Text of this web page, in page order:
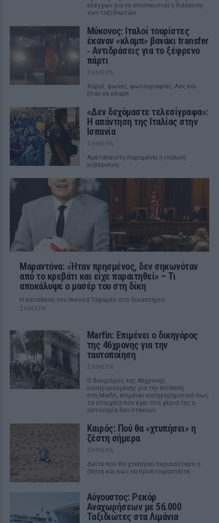
ελέγχων για να επισπευστεί η διέλευση
των ταξιδιωτών
Μύκονος: Ιταλοί τουρίστες
έκαναν «κλαμπ» βανάκι transfer
‑ Αντιδράσεις για το ξέφρενο
πάρτι
ΣΉΜΕΡΑ
Χοροί, φωνές, φωτογραφίες: Λες και
ήταν σε κλαμπ
«Δεν δεχόμαστε τελεσίγραφα»:
Η απάντηση της Ιταλίας στην
Ισπανία
ΣΉΜΕΡΑ
Αμετάπειστη παραμένει η ιταλική
κυβέρνηση
Μαραντόνα: «Ήταν πρησμένος, δεν σηκωνόταν
από το κρεβάτι και είχε παραιτηθεί» – Τι
αποκάλυψε ο μασέρ του στη δίκη
Η κατάθεση του Νικολά Ταφαρέλ στο δικαστήριο
ΣΉΜΕΡΑ
Marfin: Επιμένει ο δικηγόρος
της 46χρονης για την
ταυτοποίηση
ΣΉΜΕΡΑ
Ο δικηγόρος της 46χρονης
κατηγορούμενης για την επίθεση
στη Marfin, επιμένει κατηγορηματικά πως
τα στοιχεία που έχει στα χέρια της η
αστυνομία δεν στέκουν.
Καιρός: Πού θα «χτυπήσει» η
ζέστη σήμερα
ΣΉΜΕΡΑ
Δείτε πού θα χτυπήσει περισσότερο η
ζέστη και πώς να προετοιμαστείτε
Αύγουστος: Ρεκόρ
Αναχωρήσεων με 56.000
Ταξιδιώτες στα Λιμάνια